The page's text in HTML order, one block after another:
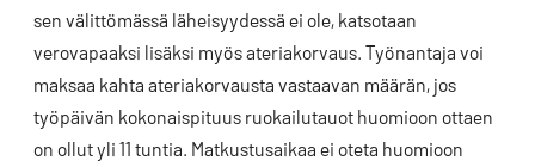
sen välittömässä läheisyydessä ei ole, katsotaan
verovapaaksi lisäksi myös ateriakorvaus. Työnantaja voi
maksaa kahta ateriakorvausta vastaavan määrän, jos
työpäivän kokonaispituus ruokailutauot huomioon ottaen
on ollut yli 11 tuntia. Matkustusaikaa ei oteta huomioon